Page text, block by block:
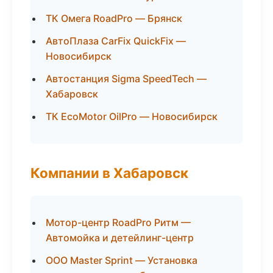
ТК Омега RoadPro — Брянск
АвтоПлаза CarFix QuickFix —
Новосибирск
Автостанция Sigma SpeedTech —
Хабаровск
ТК EcoMotor OilPro — Новосибирск
Компании в Хабаровск
Мотор-центр RoadPro Ритм —
Автомойка и детейлинг-центр
ООО Master Sprint — Установка